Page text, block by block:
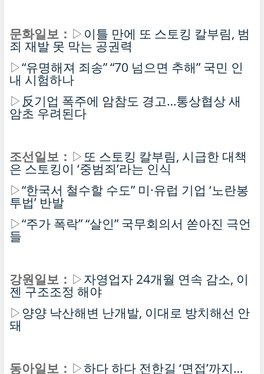
문화일보： ▷ 이틀 만에 또 스토킹 칼부림, 범
죄 재발 못 막는 공권력
▷“유명해져 죄송” “70 넘으면 추해” 국민 인
내 시험하나
▷ 反기업 폭주에 암참도 경고…통상협상 새
암초 우려된다
조선일보： ▷또 스토킹 칼부림, 시급한 대책
은 스토킹이 ‘중범죄’라는 인식
▷“한국서 철수할 수도” 미·유럽 기업 ‘노란봉
투법’ 반발
▷“주가 폭락” “살인” 국무회의서 쏟아진 극언
들
강원일보： ▷자영업자 24개월 연속 감소, 이
젠 구조조정 해야
▷양양 낙산해변 난개발, 이대로 방치해선 안
돼
동아일보： ▷하다 하다 전한길 ‘면접’까지…